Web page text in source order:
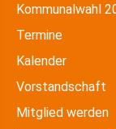
Kommunalwahl
Termine
Kalender
Vorstandschaft
Mitglied werden